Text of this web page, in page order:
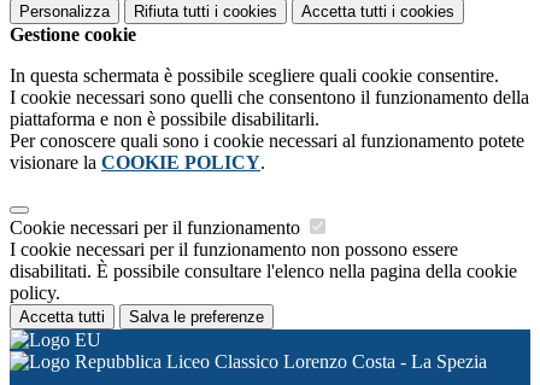
Personalizza Rifiuta tutti i cookies Accetta tutti i cookies
Gestione cookie
In questa schermata è possibile scegliere quali cookie consentire.
I cookie necessari sono quelli che consentono il funzionamento della
piattaforma e non è possibile disabilitarli.
Per conoscere quali sono i cookie necessari al funzionamento potete
visionare la COOKIE POLICY.
Cookie necessari per il funzionamento
I cookie necessari per il funzionamento non possono essere
disabilitati. È possibile consultare l'elenco nella pagina della cookie
policy.
Accetta tutti Salva le preferenze
Liceo Classico Lorenzo Costa - La Spezia